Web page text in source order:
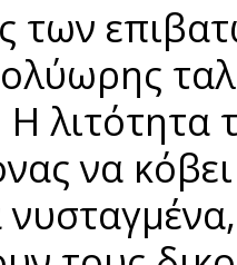
των
λιτότητα
να